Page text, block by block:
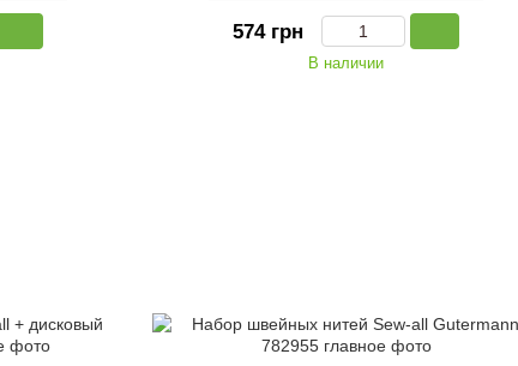
574 грн
В наличии